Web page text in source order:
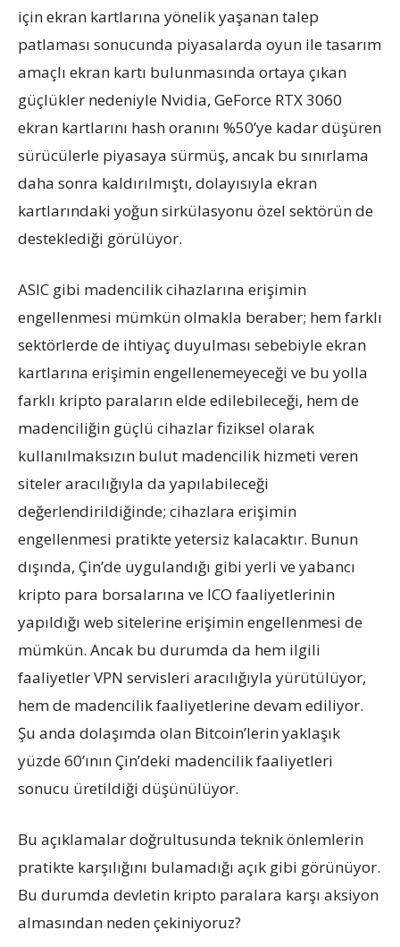
için ekran kartlarına yönelik yaşanan talep
patlaması sonucunda piyasalarda oyun ile tasarım
amaçlı ekran kartı bulunmasında ortaya çıkan
güçlükler nedeniyle Nvidia, GeForce RTX 3060
ekran kartlarını hash oranını %50’ye kadar düşüren
sürücülerle piyasaya sürmüş, ancak bu sınırlama
daha sonra kaldırılmıştı, dolayısıyla ekran
kartlarındaki yoğun sirkülasyonu özel sektörün de
desteklediği görülüyor.
ASIC gibi madencilik cihazlarına erişimin
engellenmesi mümkün olmakla beraber; hem farklı
sektörlerde de ihtiyaç duyulması sebebiyle ekran
kartlarına erişimin engellenemeyeceği ve bu yolla
farklı kripto paraların elde edilebileceği, hem de
madenciliğin güçlü cihazlar fiziksel olarak
kullanılmaksızın bulut madencilik hizmeti veren
siteler aracılığıyla da yapılabileceği
değerlendirildiğinde; cihazlara erişimin
engellenmesi pratikte yetersiz kalacaktır. Bunun
dışında, Çin’de uygulandığı gibi yerli ve yabancı
kripto para borsalarına ve ICO faaliyetlerinin
yapıldığı web sitelerine erişimin engellenmesi de
mümkün. Ancak bu durumda da hem ilgili
faaliyetler VPN servisleri aracılığıyla yürütülüyor,
hem de madencilik faaliyetlerine devam ediliyor.
Şu anda dolaşımda olan Bitcoin’lerin yaklaşık
yüzde 60’ının Çin’deki madencilik faaliyetleri
sonucu üretildiği düşünülüyor.
Bu açıklamalar doğrultusunda teknik önlemlerin
pratikte karşılığını bulamadığı açık gibi görünüyor.
Bu durumda devletin kripto paralara karşı aksiyon
almasından neden çekiniyoruz?